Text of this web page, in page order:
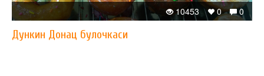
0
0
10453
Дункин Донац булочкаси